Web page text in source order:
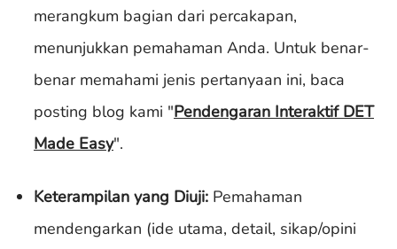
merangkum bagian dari percakapan,
menunjukkan pemahaman Anda. Untuk benar-
benar memahami jenis pertanyaan ini, baca
posting blog kami "Pendengaran Interaktif DET
Made Easy".
Keterampilan yang Diuji: Pemahaman
mendengarkan (ide utama, detail, sikap/opini